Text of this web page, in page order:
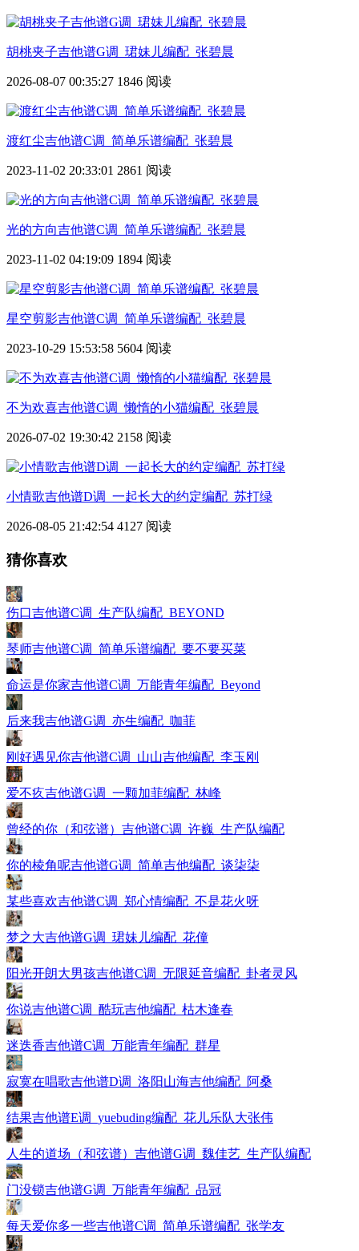
胡桃夹子吉他谱G调_珺妹儿编配_张碧晨
2026-08-07 00:35:27 1846 阅读
渡红尘吉他谱C调_简单乐谱编配_张碧晨
2023-11-02 20:33:01 2861 阅读
光的方向吉他谱C调_简单乐谱编配_张碧晨
2023-11-02 04:19:09 1894 阅读
星空剪影吉他谱C调_简单乐谱编配_张碧晨
2023-10-29 15:53:58 5604 阅读
不为欢喜吉他谱C调_懒惰的小猫编配_张碧晨
2026-07-02 19:30:42 2158 阅读
小情歌吉他谱D调_一起长大的约定编配_苏打绿
2026-08-05 21:42:54 4127 阅读
猜你喜欢
伤口吉他谱C调_生产队编配_BEYOND
琴师吉他谱C调_简单乐谱编配_要不要买菜
命运是你家吉他谱C调_万能青年编配_Beyond
后来我吉他谱G调_亦生编配_咖菲
刚好遇见你吉他谱C调_山山吉他编配_李玉刚
爱不疚吉他谱G调_一颗加菲编配_林峰
曾经的你（和弦谱）吉他谱C调_许巍_生产队编配
你的棱角呢吉他谱G调_简单吉他编配_谈柒柒
某些喜欢吉他谱C调_郑心情编配_不是花火呀
梦之大吉他谱G调_珺妹儿编配_花僮
阳光开朗大男孩吉他谱C调_无限延音编配_卦者灵风
你说吉他谱C调_酷玩吉他编配_枯木逢春
迷迭香吉他谱C调_万能青年编配_群星
寂寞在唱歌吉他谱D调_洛阳山海吉他编配_阿桑
结果吉他谱E调_yuebuding编配_花儿乐队大张伟
人生的道场（和弦谱）吉他谱G调_魏佳艺_生产队编配
门没锁吉他谱G调_万能青年编配_品冠
每天爱你多一些吉他谱C调_简单乐谱编配_张学友